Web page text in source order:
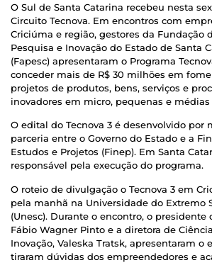
O Sul de Santa Catarina recebeu nesta
Circuito Tecnova. Em encontros com
Criciúma e região, gestores da Fundação
Pesquisa e Inovação do Estado de Santa
(Fapesc) apresentaram o Programa
conceder mais de R$ 30 milhões em
projetos de produtos, bens, serviços e
inovadores em micro, pequenas e médias
O edital do Tecnova 3 é desenvolvido por
parceria entre o Governo do Estado e a
Estudos e Projetos (Finep). Em Santa
responsável pela execução do programa.
O roteio de divulgação o Tecnova 3 em
pela manhã na Universidade do Extremo
(Unesc). Durante o encontro, o presidente
Fábio Wagner Pinto e a diretora de
Inovação, Valeska Tratsk, apresentaram o
tiraram dúvidas dos empreendedores e